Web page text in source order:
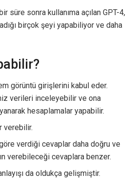
süre sonra kullanıma açılan GPT-4,
birçok şeyi yapabiliyor ve daha
görüntü girişlerini kabul eder.
verileri inceleyebilir ve ona
hesaplamalar yapabilir.
verebilir.
verdiği cevaplar daha doğru ve
verebileceği cevaplara benzer.
da oldukça gelişmiştir.